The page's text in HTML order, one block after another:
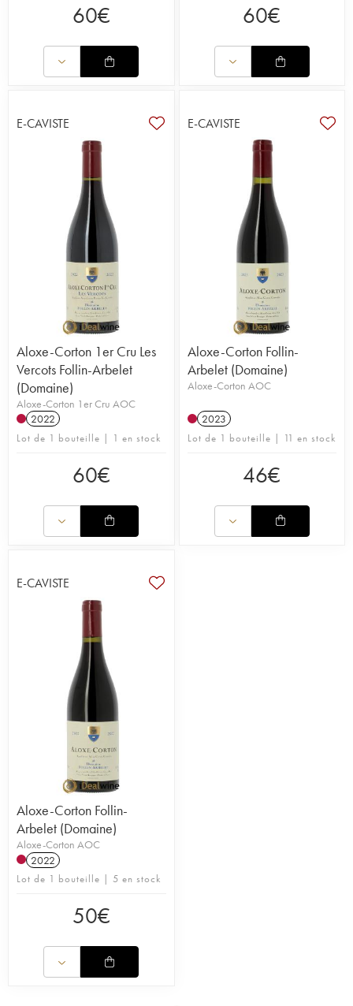
60€ 60€
E-CAVISTE
Aloxe-Corton 1er Cru Les
Vercots Follin-Arbelet
(Domaine)
Aloxe-Corton 1er Cru AOC
2022
Lot de 1 bouteille | 1 en stock
60€
E-CAVISTE
Aloxe-Corton Follin-
Arbelet (Domaine)
Aloxe-Corton AOC
2023
Lot de 1 bouteille | 11 en stock
46€
E-CAVISTE
Aloxe-Corton Follin-
Arbelet (Domaine)
Aloxe-Corton AOC
2022
Lot de 1 bouteille | 5 en stock
50€